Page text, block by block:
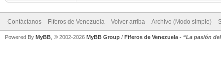
Contáctanos Fiferos de Venezuela Volver arriba Archivo (Modo simple)
Powered By MyBB , © 2002-2026 MyBB Group / Fiferos de Venezuela - “La pasión